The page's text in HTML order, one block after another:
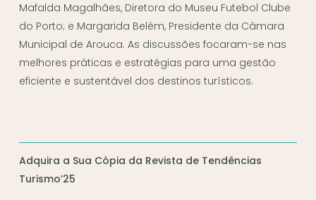
Mafalda Magalhães, Diretora do Museu Futebol Clube
do Porto; e Margarida Belém, Presidente da Câmara
Municipal de Arouca. As discussões focaram-se nas
melhores práticas e estratégias para uma gestão
eficiente e sustentável dos destinos turísticos.
Adquira a Sua Cópia da Revista de Tendências
Turismo’25